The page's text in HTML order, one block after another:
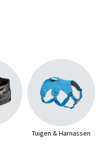
Tuigen & Harnassen